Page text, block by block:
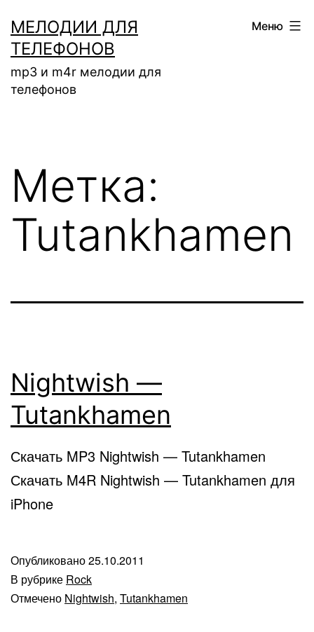
содержимому
МЕЛОДИИ ДЛЯ
ТЕЛЕФОНОВ
mp3 и m4r мелодии для
телефонов
Меню
Метка:
Tutankhamen
Nightwish —
Tutankhamen
Скачать MP3 Nightwish — Tutankhamen
Скачать M4R Nightwish — Tutankhamen для
iPhone
Опубликовано25.10.2011
В рубрике Rock
Отмечено Nightwish, Tutankhamen